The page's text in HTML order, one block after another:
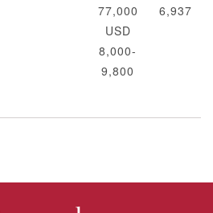
77,000
USD
8,000-
9,800
6,937